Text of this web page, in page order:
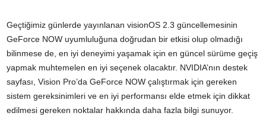
Geçtiğimiz günlerde yayınlanan visionOS 2.3 güncellemesinin
GeForce NOW uyumluluğuna doğrudan bir etkisi olup olmadığı
bilinmese de, en iyi deneyimi yaşamak için en güncel sürüme geçiş
yapmak muhtemelen en iyi seçenek olacaktır. NVIDIA’nın destek
sayfası, Vision Pro’da GeForce NOW çalıştırmak için gereken
sistem gereksinimleri ve en iyi performansı elde etmek için dikkat
edilmesi gereken noktalar hakkında daha fazla bilgi sunuyor.